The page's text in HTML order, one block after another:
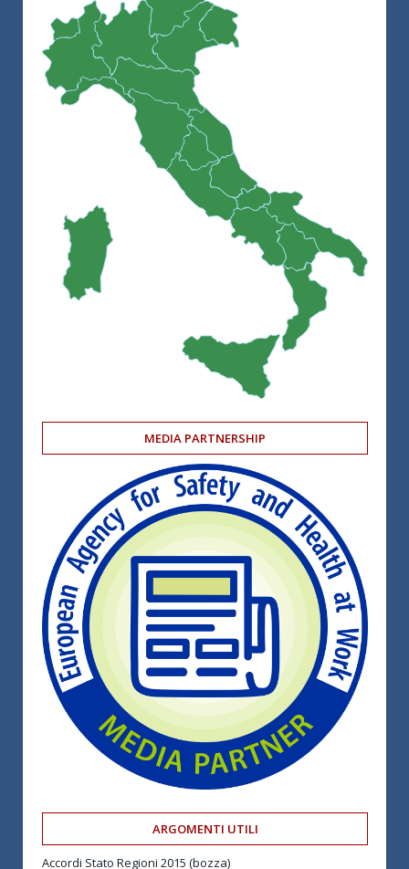
MEDIA PARTNERSHIP
ARGOMENTI UTILI
Accordi Stato Regioni 2015 (bozza)